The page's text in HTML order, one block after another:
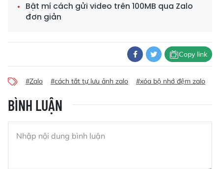
Bật mí cách gửi video trên 100MB qua Zalo
đơn giản
Copy link
#Zalo #cách tắt tự lưu ảnh zalo #xóa bộ nhớ đệm zalo
BÌNH LUẬN